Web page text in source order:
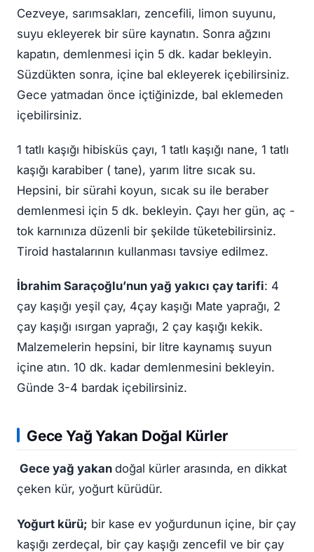
Cezveye, sarımsakları, zencefili, limon suyunu,
suyu ekleyerek bir süre kaynatın. Sonra ağzını
kapatın, demlenmesi için 5 dk. kadar bekleyin.
Süzdükten sonra, içine bal ekleyerek içebilirsiniz.
Gece yatmadan önce içtiğinizde, bal eklemeden
içebilirsiniz.
1 tatlı kaşığı hibisküs çayı, 1 tatlı kaşığı nane, 1 tatlı
kaşığı karabiber ( tane), yarım litre sıcak su.
Hepsini, bir sürahi koyun, sıcak su ile beraber
demlenmesi için 5 dk. bekleyin. Çayı her gün, aç -
tok karnınıza düzenli bir şekilde tüketebilirsiniz.
Tiroid hastalarının kullanması tavsiye edilmez.
İbrahim Saraçoğlu’nun yağ yakıcı çay tarifi: 4
çay kaşığı yeşil çay, 4çay kaşığı Mate yaprağı, 2
çay kaşığı ısırgan yaprağı, 2 çay kaşığı kekik.
Malzemelerin hepsini, bir litre kaynamış suyun
içine atın. 10 dk. kadar demlenmesini bekleyin.
Günde 3-4 bardak içebilirsiniz.
Gece Yağ Yakan Doğal Kürler
Gece yağ yakan doğal kürler arasında, en dikkat
çeken kür, yoğurt kürüdür.
Yoğurt kürü; bir kase ev yoğurdunun içine, bir çay
kaşığı zerdeçal, bir çay kaşığı zencefil ve bir çay